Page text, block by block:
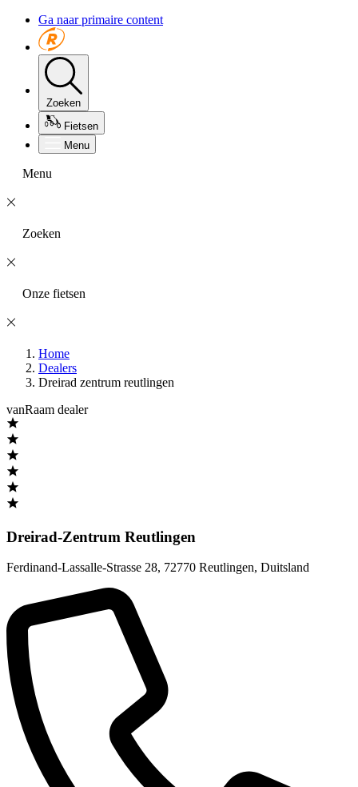
Ga naar primaire content
Zoeken
Fietsen
Menu
Menu
Zoeken
Onze fietsen
Home
Dealers
Dreirad zentrum reutlingen
vanRaam dealer
Dreirad-Zentrum Reutlingen
Ferdinand-Lassalle-Strasse 28, 72770 Reutlingen, Duitsland